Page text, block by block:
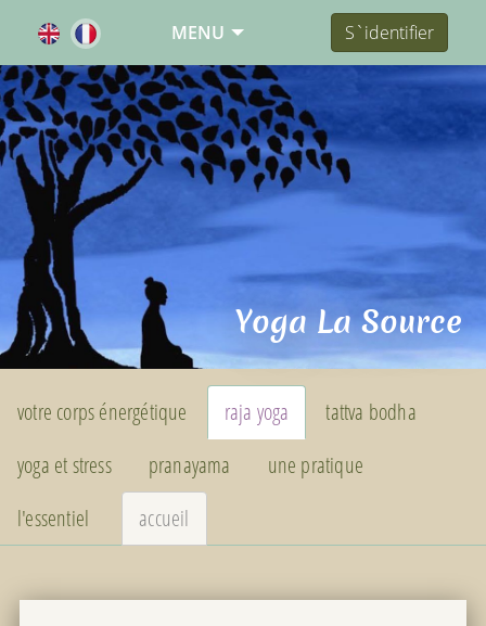
MENU S`identifier
Yoga La Source
votre corps énergétique raja yoga
tattva bodha
yoga et stress
pranayama
une pratique
l'essentiel
accueil